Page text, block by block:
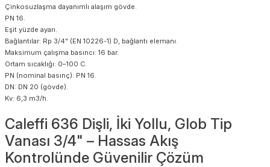
Çinkosuzlaşma dayanımlı alaşım gövde.
PN 16.
Eşit yüzde ayarı.
Bağlantılar: Rp 3/4" (EN 10226-1) D, bağlantı elemanı.
Maksimum çalışma basıncı: 16 bar.
Ortam sıcaklığı: 0–100 C.
PN (nominal basınç): PN 16.
DN: DN 20 (gövde).
Kv: 6,3 m3/h.
Caleffi 636 Dişli, İki Yollu, Glob Tip
Vanası 3/4" – Hassas Akış
Kontrolünde Güvenilir Çözüm